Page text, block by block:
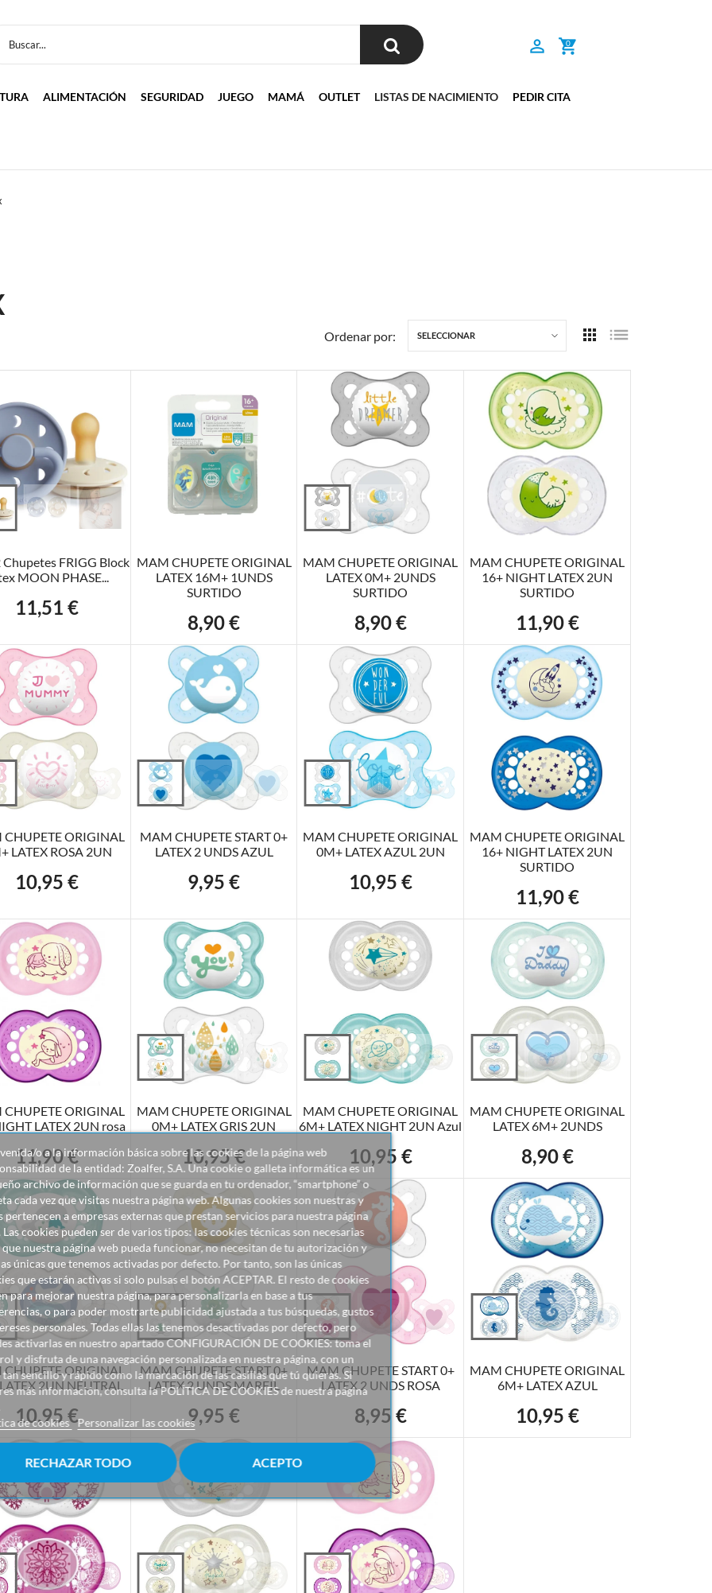
ALIMENTACIÓN SEGURIDAD JUEGO MAMÁ OUTLET LISTAS DE NACIMIENTO PEDIR CITA
0
o a la información básica sobre las cookies de la página web
de la entidad: Zoalfer, S.A. Una cookie o galleta informática es un
archivo de información que se guarda en tu ordenador, “smartphone” o
cada vez que visitas nuestra página web. Algunas cookies son nuestras y
pertenecen a empresas externas que prestan servicios para nuestra página
Las cookies pueden ser de varios tipos: las cookies técnicas son necesarias
que nuestra página web pueda funcionar, no necesitan de tu autorización y
únicas que tenemos activadas por defecto. Por tanto, son las únicas
que estarán activas si solo pulsas el botón ACEPTAR. El resto de cookies
para mejorar nuestra página, para personalizarla en base a tus
o para poder mostrarte publicidad ajustada a tus búsquedas, gustos
personales. Todas ellas las tenemos desactivadas por defecto, pero
activarlas en nuestro apartado CONFIGURACIÓN DE COOKIES: toma el
y disfruta de una navegación personalizada en nuestra página, con un
tan sencillo y rápido como la marcación de las casillas que tú quieras. Si
más información, consulta la POLÍTICA DE COOKIES de nuestra página
de cookies Personalizar las cookies
RECHAZAR TODO ACEPTO
Ordenar por: SELECCIONAR
AL CARRITO
Chupetes FRIGG Block
MOON PHASE...
Precio
11,51 €
AÑADIR AL CARRITO
MAM CHUPETE ORIGINAL
LATEX 16M+ 1UNDS
SURTIDO
Precio
8,90 €
AÑADIR AL CARRITO
MAM CHUPETE ORIGINAL
LATEX 0M+ 2UNDS
SURTIDO
Precio
8,90 €
AÑADIR AL CARRITO
MAM CHUPETE ORIGINAL
16+ NIGHT LATEX 2UN
SURTIDO
Precio
11,90 €
AL CARRITO
ORIGINAL
LATEX ROSA 2UN
Precio
10,95 €
AÑADIR AL CARRITO
MAM CHUPETE START 0+
LATEX 2 UNDS AZUL
Precio
9,95 €
AÑADIR AL CARRITO
MAM CHUPETE ORIGINAL
0M+ LATEX AZUL 2UN
Precio
10,95 €
AÑADIR AL CARRITO
MAM CHUPETE ORIGINAL
16+ NIGHT LATEX 2UN
SURTIDO
Precio
11,90 €
AL CARRITO
ORIGINAL
LATEX 2UN rosa
Precio
11,90 €
AÑADIR AL CARRITO
MAM CHUPETE ORIGINAL
0M+ LATEX GRIS 2UN
Precio
10,95 €
AÑADIR AL CARRITO
MAM CHUPETE ORIGINAL
6M+ LATEX NIGHT 2UN Azul
Precio
10,95 €
AÑADIR AL CARRITO
MAM CHUPETE ORIGINAL
LATEX 6M+ 2UNDS
Precio
8,90 €
AL CARRITO
ORIGINAL
2UN NEUTRAL
Precio
10,95 €
AÑADIR AL CARRITO
MAM CHUPETE START 0+
LATEX 2 UNDS MARFIL
Precio
9,95 €
AÑADIR AL CARRITO
MAM CHUPETE START 0+
LATEX 2 UNDS ROSA
Precio
8,95 €
AÑADIR AL CARRITO
MAM CHUPETE ORIGINAL
6M+ LATEX AZUL
Precio
10,95 €
AL CARRITO AÑADIR AL CARRITO AÑADIR AL CARRITO